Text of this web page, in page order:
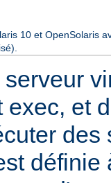
10 et OpenSolaris
exec, et